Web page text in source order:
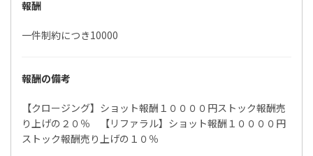
報酬
一件制約につき10000
報酬の備考
【クロージング】ショット報酬１００００円ストック報酬売
り上げの２０％ 【リファラル】ショット報酬１００００円
ストック報酬売り上げの１０％